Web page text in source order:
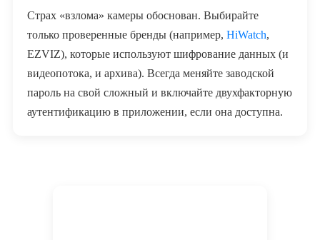
Страх «взлома» камеры обоснован. Выбирайте
только проверенные бренды (например, HiWatch,
EZVIZ), которые используют шифрование данных (и
видеопотока, и архива). Всегда меняйте заводской
пароль на свой сложный и включайте двухфакторную
аутентификацию в приложении, если она доступна.